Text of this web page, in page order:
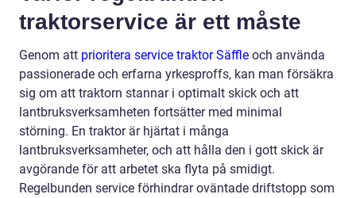
traktorservice är ett måste
Genom att prioritera service traktor Säffle och använda
passionerade och erfarna yrkesproffs, kan man försäkra
sig om att traktorn stannar i optimalt skick och att
lantbruksverksamheten fortsätter med minimal
störning. En traktor är hjärtat i många
lantbruksverksamheter, och att hålla den i gott skick är
avgörande för att arbetet ska flyta på smidigt.
Regelbunden service förhindrar oväntade driftstopp som